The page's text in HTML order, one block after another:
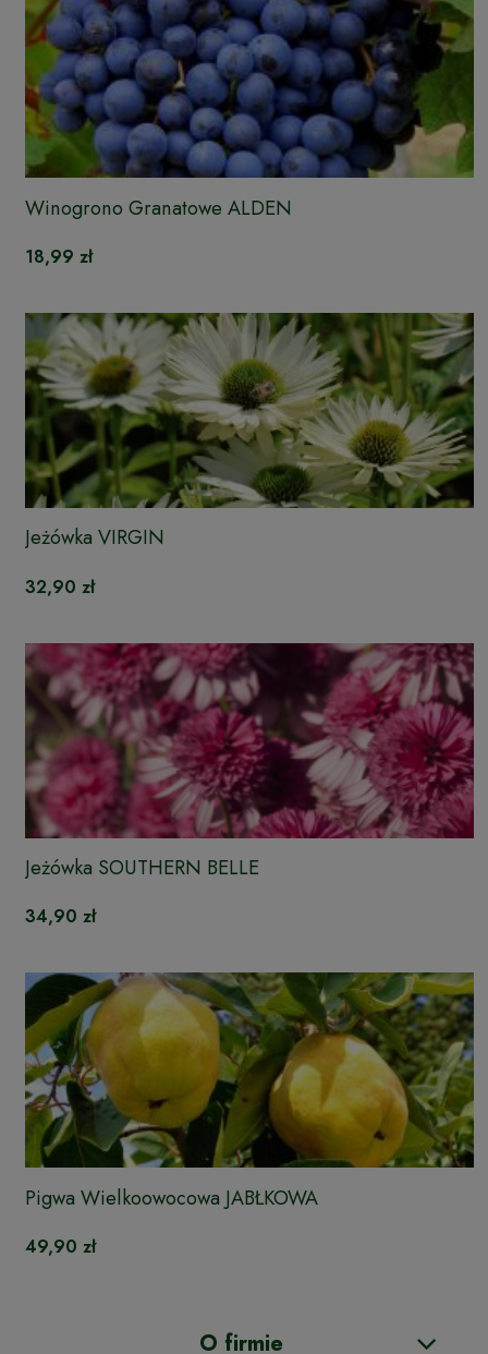
Winogrono Granatowe ALDEN
18,99 zł
Jeżówka VIRGIN
32,90 zł
Jeżówka SOUTHERN BELLE
34,90 zł
Pigwa Wielkoowocowa JABŁKOWA
49,90 zł
O firmie